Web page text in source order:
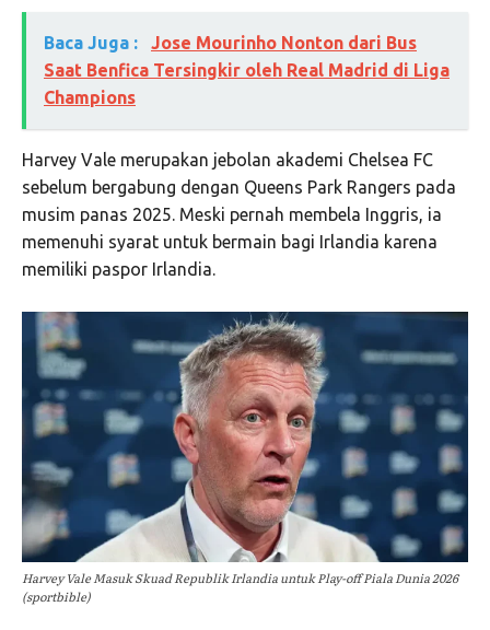
Baca Juga :
Jose Mourinho Nonton dari Bus
Saat Benfica Tersingkir oleh Real Madrid di Liga
Champions
Harvey Vale merupakan jebolan akademi Chelsea FC
sebelum bergabung dengan Queens Park Rangers pada
musim panas 2025. Meski pernah membela Inggris, ia
memenuhi syarat untuk bermain bagi Irlandia karena
memiliki paspor Irlandia.
Harvey Vale Masuk Skuad Republik Irlandia untuk Play-off Piala Dunia 2026
(sportbible)